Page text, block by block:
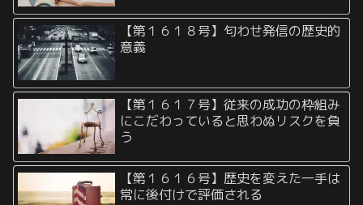
【第１６１８号】匂わせ発信の歴史的
意義
【第１６１７号】従来の成功の枠組み
にこだわっていると思わぬリスクを負
う
【第１６１６号】歴史を変えた一手は
常に後付けで評価される